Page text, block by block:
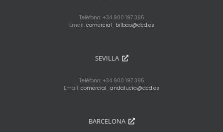
Teléfono: +34 900 197 395
Email: comercial_bilbao@dcd.es
SEVILLA
Teléfono: +34 900 197 395
Email: comercial_andalucia@dcd.es
BARCELONA